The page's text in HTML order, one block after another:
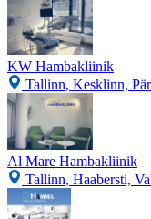
KW Hambakliinik
Tallinn, Kesklinn,
Al Mare Hambakliinik
Tallinn, Haabersti,